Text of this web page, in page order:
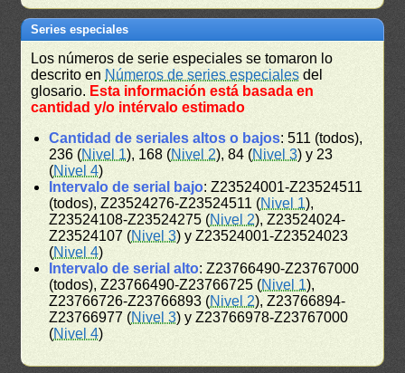
Series especiales
Los números de serie especiales se tomaron lo
descrito en Números de series especiales del
glosario. Esta información está basada en
cantidad y/o intérvalo estimado
Cantidad de seriales altos o bajos: 511 (todos),
236 (Nivel 1), 168 (Nivel 2), 84 (Nivel 3) y 23
(Nivel 4)
Intervalo de serial bajo: Z23524001-Z23524511
(todos), Z23524276-Z23524511 (Nivel 1),
Z23524108-Z23524275 (Nivel 2), Z23524024-
Z23524107 (Nivel 3) y Z23524001-Z23524023
(Nivel 4)
Intervalo de serial alto: Z23766490-Z23767000
(todos), Z23766490-Z23766725 (Nivel 1),
Z23766726-Z23766893 (Nivel 2), Z23766894-
Z23766977 (Nivel 3) y Z23766978-Z23767000
(Nivel 4)